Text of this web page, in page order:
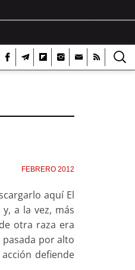
FEBRERO 2012
aquí El
a la vez, más
otra raza era
por alto
defiende